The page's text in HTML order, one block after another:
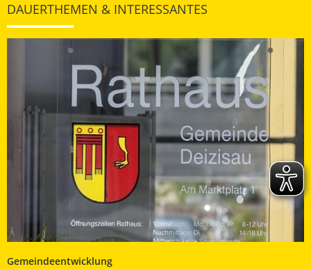
DAUERTHEMEN & INTERESSANTES
Gemeindeentwicklung